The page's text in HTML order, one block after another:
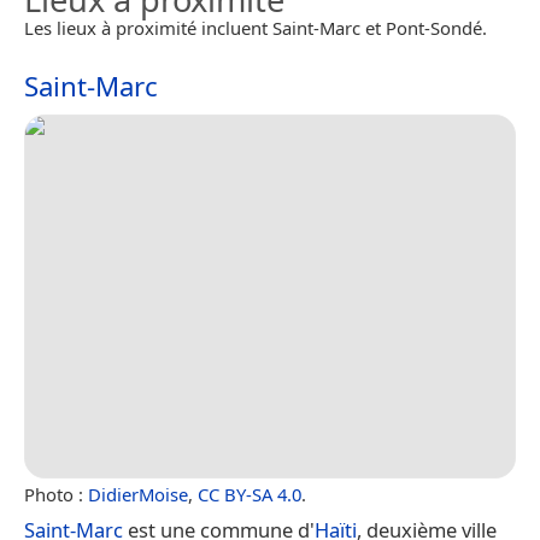
Les lieux à proximité incluent Saint-Marc et Pont-Sondé.
Saint-Marc
Photo : DidierMoise, CC BY-SA 4.0.
Saint-Marc est une commune d'Haïti, deuxième ville